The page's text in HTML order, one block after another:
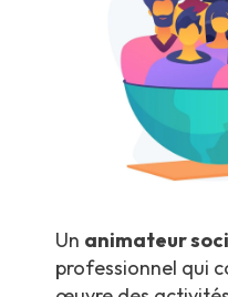
Un animateur
professionnel qui